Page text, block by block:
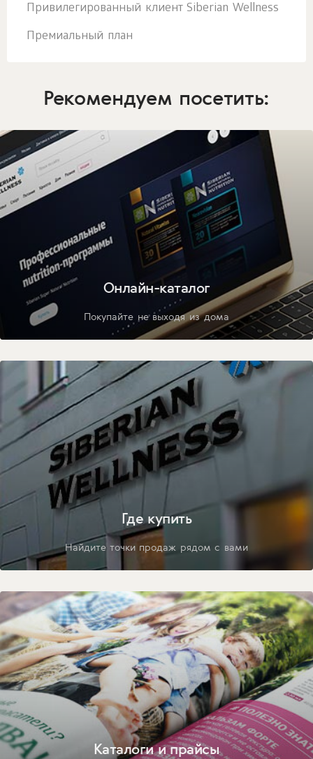
Привилегированный клиент Siberian Wellness
Премиальный план
Рекомендуем посетить:
Онлайн-каталог
Покупайте не выходя из дома
Где купить
Найдите точки продаж рядом с вами
Каталоги и прайсы